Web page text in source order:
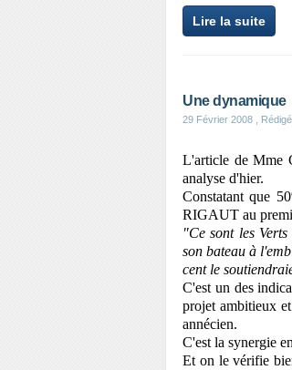
Lire la suite
Une dynamique
29 Février 2008 ,
L'article de Mme
analyse d'hier.
Constatant que
RIGAUT au
"Ce sont les
son bateau à
cent le
C'est un des
projet ambitieux
annécien.
C'est la synergie
Et on le vérifie